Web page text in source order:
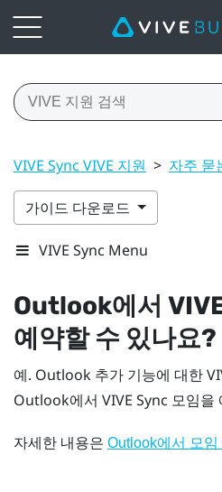
VIVE Sync VIVE 지원 > 자주 묻
가이드 다운로드
VIVE Sync Menu
Outlook에서
예약할 수 있나요?
예. Outlook 추가 기능에 대한
Outlook에서 VIVE Sync 모임을
자세한 내용은 Outlook에서 모임